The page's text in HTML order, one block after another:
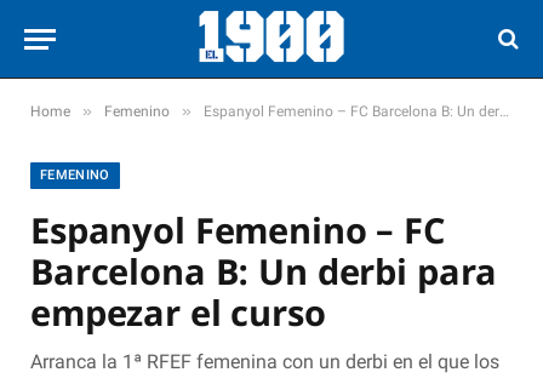
Home » Femenino » Espanyol Femenino – FC Barcelona B: Un derbi para empezar el curso
FEMENINO
Espanyol Femenino – FC
Barcelona B: Un derbi para
empezar el curso
Arranca la 1ª RFEF femenina con un derbi en el que los